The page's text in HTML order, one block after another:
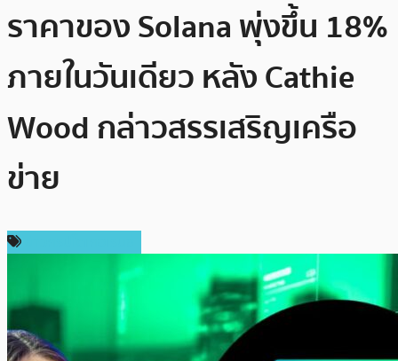
ราคาของ Solana พุ่งขึ้น 18%
ภายในวันเดียว หลัง Cathie
Wood กล่าวสรรเสริญเครือ
ข่าย